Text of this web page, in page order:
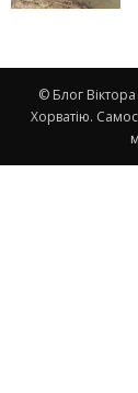
© Блог
Хорватію.